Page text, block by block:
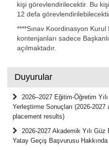
kişi görevlendirilecektir. Bu
12 defa
****Sınav Koordinasyon Kurul
kontenjanları sadece
açılmaktadır.
Duyurular
2026–2027 Eğitim-Öğretim
Yerleştirme Sonuçları (2026-
placement results)
2026-2027 Akademik Yılı Güz
Yatay Geçiş Başvurusu Hakkında